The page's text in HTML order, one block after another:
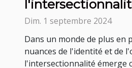
des produits
Dim. 1 septembre 2024
Dans un monde de plus en
nuances de l'identité et de
l'intersectionnalité émerge